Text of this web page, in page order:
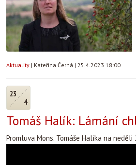
Aktuality | Kateřina Černá | 25.4.2023 18:00
23
4
Tomáš Halík: Lámání
Promluva Mons. Tomáše Halíka na neděli